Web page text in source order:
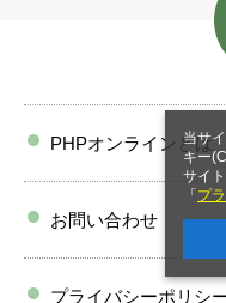
当サ
キー
サイ
「 プ
PHPオンラインとは
お問い合わせ
プライバシーポリシ